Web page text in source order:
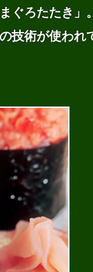
ぐろたたき」
技術が使われ